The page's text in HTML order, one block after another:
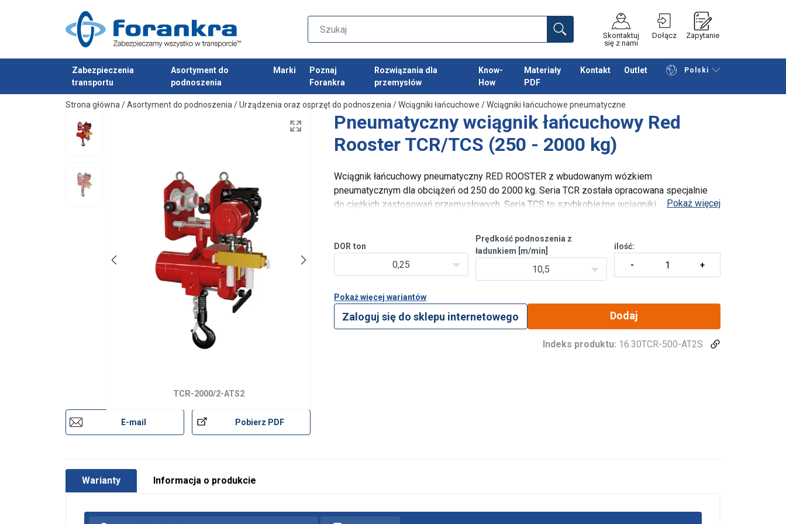
Skontaktuj
się z nami
Dołącz Zapytanie
Zabezpieczenia
transportu
Asortyment do
podnoszenia
Marki
Poznaj
Forankra
Rozwiązania dla
przemysłów
Know-
How
Materiały
PDF
Kontakt Outlet Polski
Dodano do zapytania Przeglądaj katalog Podsumowanie
Strona główna /Asortyment do podnoszenia /Urządzenia oraz osprzęt do podnoszenia /Wciągniki łańcuchowe /Wciągniki łańcuchowe pneumatyczne
Pneumatyczny wciągnik łańcuchowy Red
Rooster TCR/TCS (250 - 2000 kg)
TCR-2000/2-ATS2
E-mail Pobierz PDF
Wciągnik łańcuchowy pneumatyczny RED ROOSTER z wbudowanym wózkiem
pneumatycznym dla obciążeń od 250 do 2000 kg. Seria TCR została opracowana specjalnie
do ciężkich zastosowań przemysłowych. Seria TCS to szybkobieżne wciągniki
Pokaż więcej
DOR ton
0,25
Prędkość podnoszenia z
ładunkiem [m/min]
10,5
ilość:
Pokaż więcej wariantów
Zaloguj się do sklepu internetowego Dodaj
Indeks produktu: 16.30TCR-500-AT2S
Warianty Informacja o produkcie